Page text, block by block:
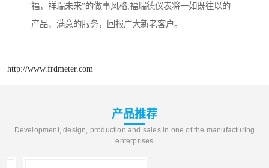
福，祥瑞未来”的做事风格,福瑞德仪表将一如既往以的
产品、满意的服务，回报广大新老客户。
http://www.frdmeter.com
产品推荐
Development, design, production and sales in one of the manufacturing
enterprises